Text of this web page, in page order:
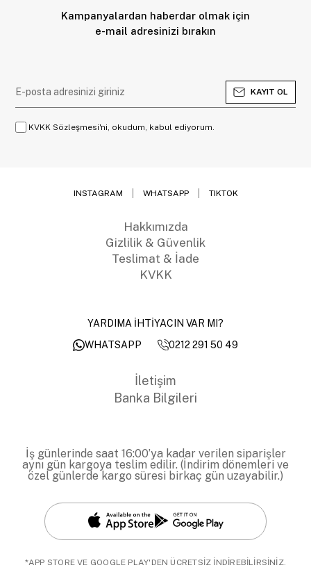
Kampanyalardan haberdar olmak için
e-mail adresinizi bırakın
KAYIT OL
KVKK Sözleşmesi'ni, okudum, kabul ediyorum.
INSTAGRAM WHATSAPP TIKTOK
Hakkımızda
Gizlilik & Güvenlik
Teslimat & İade
KVKK
YARDIMA İHTİYACIN VAR MI?
WHATSAPP
0212 291 50 49
İletişim
Banka Bilgileri
İş günlerinde saat 16:00’ya kadar verilen siparişler
aynı gün kargoya teslim edilir. (İndirim dönemleri ve
özel günlerde kargo süresi birkaç gün uzayabilir.)
*APP STORE VE GOOGLE PLAY'DEN ÜCRETSİZ İNDİREBİLİRSİNİZ.